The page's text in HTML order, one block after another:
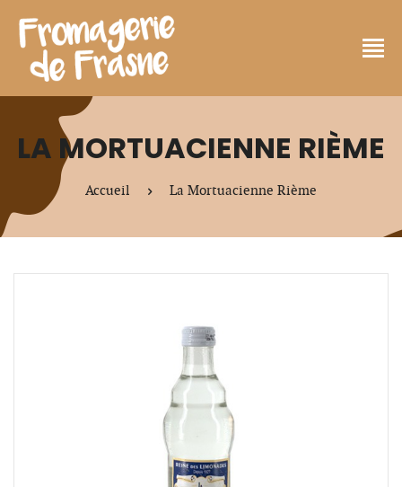
LA MORTUACIENNE RIÈME
Accueil La Mortuacienne Rième